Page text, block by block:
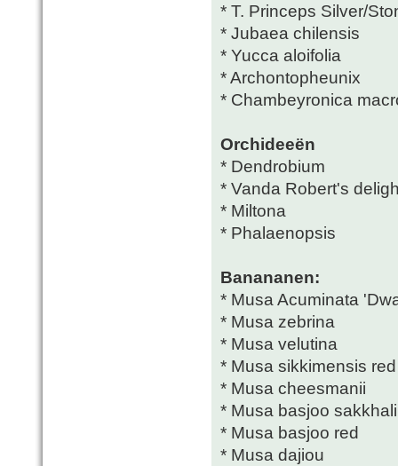
* T. Princeps Silver/
* Jubaea chilensis
* Yucca aloifolia
* Archontopheunix
* Chambeyronica
Orchideeën
* Dendrobium
* Vanda Robert's
* Miltona
* Phalaenopsis
Banananen:
* Musa Acuminata
* Musa zebrina
* Musa velutina
* Musa sikkimensis
* Musa cheesmanii
* Musa basjoo
* Musa basjoo red
* Musa dajiou